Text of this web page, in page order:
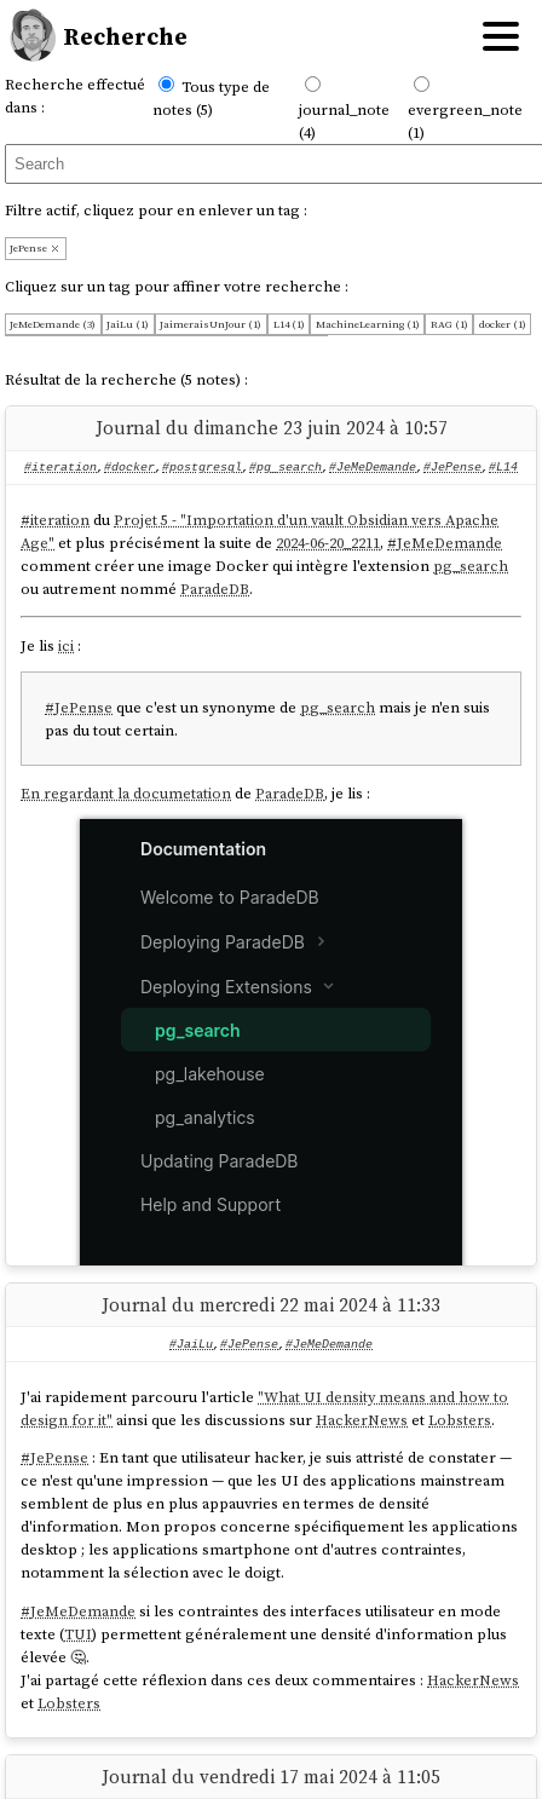
Recherche
Recherche effectué
dans :
Tous type de
notes (5)
journal_note
(4)
evergreen_note
(1)
Filtre actif, cliquez pour en enlever un tag :
JePense
Cliquez sur un tag pour affiner votre recherche :
JeMeDemande (3) JaiLu (1) JaimeraisUnJour (1) L14 (1) MachineLearning (1) RAG (1)
docker (1)
Résultat de la recherche (5 notes) :
Journal du dimanche 23 juin 2024 à 10:57
#iteration, #docker, #postgresql, #pg_search, #JeMeDemande, #JePense, #L14
#iterationduProjet 5 - "Importation d'un vault Obsidian vers Apache
Age" et plus précisément la suite de 2024-06-20_2211, #JeMeDemande
comment créer une image Docker qui intègre l'extension pg_search
ou autrement nomméParadeDB.
Je lisici :
#JePense que c'est un synonyme de pg_search mais je n'en suis
pas du tout certain.
En regardant la documetationdeParadeDB, je lis :
J'en conclu queParadeDBest un projet qui regroupe plusieurs
Pour le Projet 5 , je suis intéressé seulement par pg_search
ce n'est pas le cas.
#JeMeDemandecomment créer une image Docker qui intègre
l'extensionpg_searchou autrement nommé
J'ai commencé par essayer de créer cette image Docker en me basant
sur ce Dockerfile
j'avais trop de chose à modifier.
Suite à cela, je pense que je vais essayer d'installer
PGXN.
Lien vers l'extension pg_searchsur PGXN:
Journal du mercredi 22 mai 2024 à 11:33
#JaiLu, #JePense, #JeMeDemande
J'ai rapidement parcouru l'article"What UI density means and how to
design for it" ainsi que les discussions surHackerNews etLobsters.
#JePense : En tant que utilisateur hacker, je suis attristé de constater —
ce n'est qu'une impression — que les UI des applications mainstream
semblent de plus en plus appauvries en termes de densité
d'information. Mon propos concerne spécifiquement les applications
desktop ; les applications smartphone ont d'autres contraintes,
notamment la sélection avec le doigt.
#JeMeDemande si les contraintes des interfaces utilisateur en mode
texte (TUI) permettent généralement une densité d'information plus
élevée 🤔.
J'ai partagé cette réflexion dans ces deux commentaires :HackerNews
etLobsters
Journal du vendredi 17 mai 2024 à 11:05